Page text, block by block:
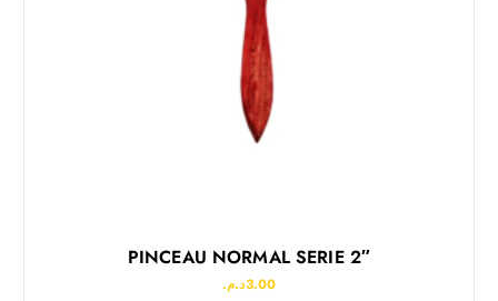
PINCEAU NORMAL SERIE 2″
3.00د.م.